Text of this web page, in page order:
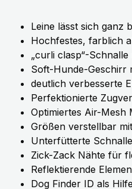
Leine lässt sich ganz
Hochfestes, farblich
„curli clasp“-
Soft-Hunde-Geschirr
deutlich verbesserte
Perfektionierte
Optimiertes Air-
Größen verstellbar
Unterfütterte
Zick-Zack Nähte für
Reflektierende
Dog Finder ID als